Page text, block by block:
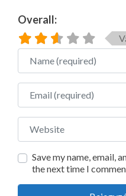
Overall:
Name
Email
Website
Save my name, email,
the next time I